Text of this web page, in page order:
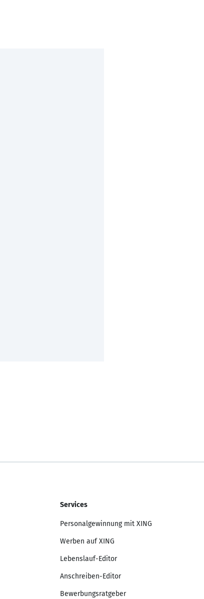
Services
Personalgewinnung mit XING
Werben auf XING
Lebenslauf-Editor
Anschreiben-Editor
Bewerbungsratgeber